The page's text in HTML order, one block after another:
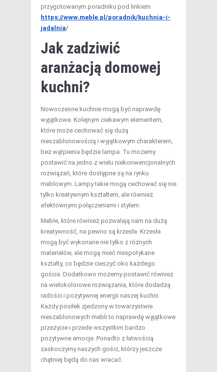
przygotowanym poradniku pod linkiem
https://www.meble.pl/poradnik/kuchnia-i-
jadalnia/
Jak zadziwić
aranżacją domowej
kuchni?
Nowoczesne kuchnie mogą być naprawdę
wyjątkowe. Kolejnym ciekawym elementem,
które może cechować się dużą
nieszablonowością i wyjątkowym charakterem,
bez wątpienia będzie lampa. Tu możemy
postawić na jedno z wielu niekonwencjonalnych
rozwiązań, które dostępne są na rynku
meblowym. Lampy takie mogą cechować się nie
tylko kreatywnym kształtem, ale również
efektownymi połączeniami i stylem.
Meble, które również pozwalają nam na dużą
kreatywność, na pewno są krzesła. Krzesła
mogą być wykonane nie tylko z różnych
materiałów, ale mogą mieć niespotykane
kształty, co będzie cieszyć oko każdego
gościa. Dodatkowo możemy postawić również
na wielokolorowe rozwiązania, które dodadzą
radości i pozytywnej energii naszej kuchni.
Każdy posiłek zjedzony w towarzystwie
nieszablonowych mebli to naprawdę wyjątkowe
przeżycie i przede wszystkim bardzo
pozytywne emocje. Ponadto z łatwością
zaskoczymy naszych gości, którzy jeszcze
chętniej będą do nas wracać.